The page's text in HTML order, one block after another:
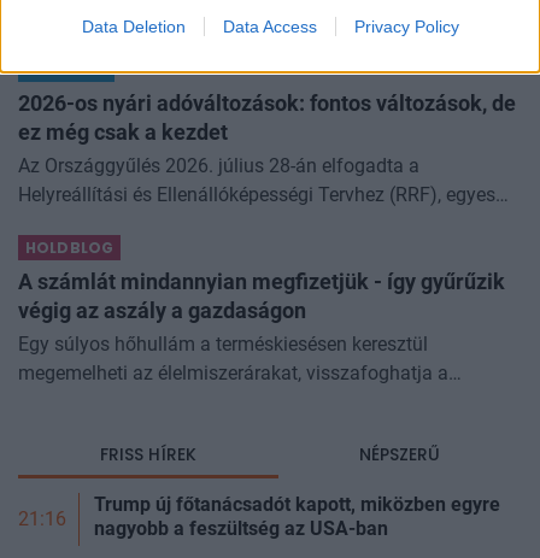
Data Deletion Data Access Privacy Policy
amelyek évekig rejtve maradtak a világ legjobb fejlesztői és
különösen nagy...
RSM BLOG
2026-os nyári adóváltozások: fontos változások, de
ez még csak a kezdet
Az Országgyűlés 2026. július 28-án elfogadta a
Helyreállítási és Ellenállóképességi Tervhez (RRF), egyes
kapcsolódó adóintézkedésekről, v
HOLDBLOG
A számlát mindannyian megfizetjük - így gyűrűzik
végig az aszály a gazdaságon
Egy súlyos hőhullám a terméskiesésen keresztül
megemelheti az élelmiszerárakat, visszafoghatja a
FRISS HÍREK NÉPSZERŰ
21:16
Trump új főtanácsadót kapott, miközben egyre
nagyobb a feszültség az USA-ban